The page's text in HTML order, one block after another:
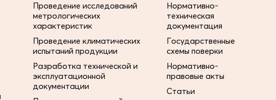
Проведение исследований
метрологических
характеристик
Проведение климатических
испытаний продукции
Разработка технической и
эксплуатационной
документации
Нормативно-
техническая
документация
Государственные
схемы поверки
Нормативно-
правовые акты
Статьи